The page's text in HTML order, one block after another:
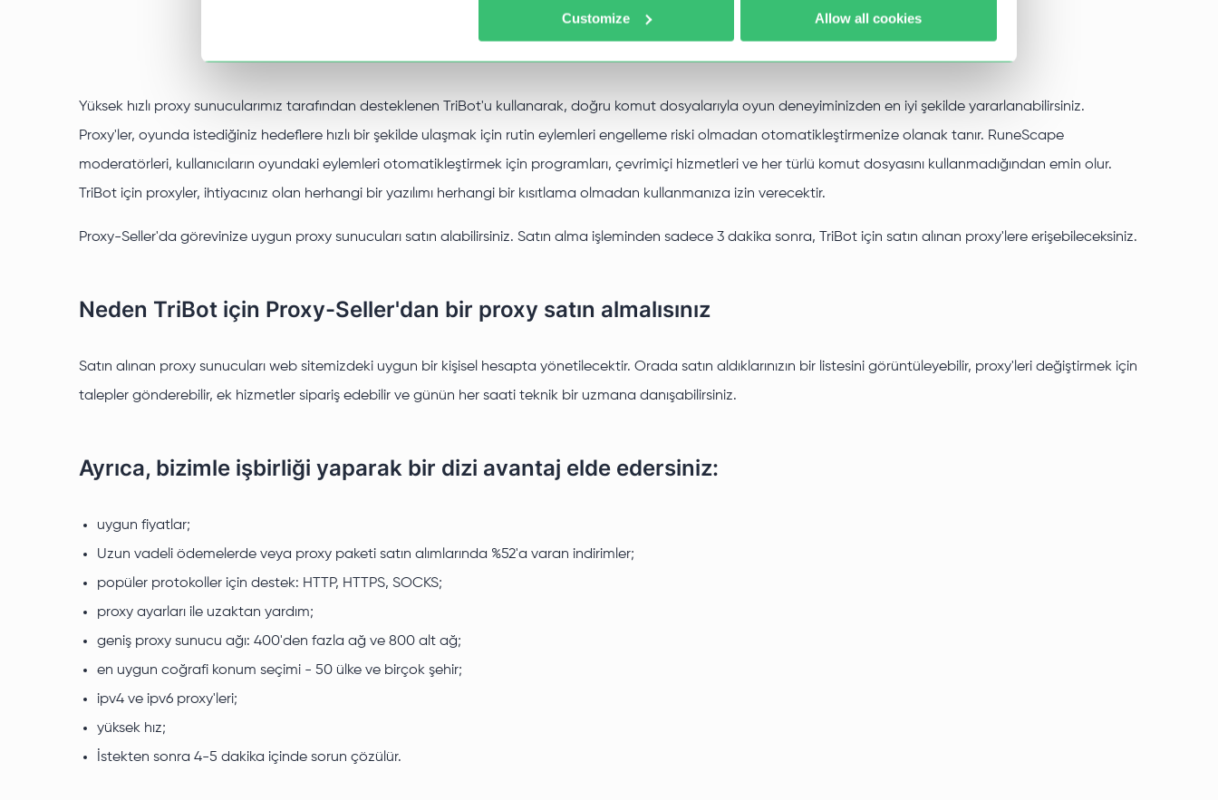
Customize Allow all cookies
Yüksek hızlı proxy sunucularımız tarafından desteklenen TriBot'u kullanarak, doğru komut dosyalarıyla oyun deneyiminizden en iyi şekilde yararlanabilirsiniz.
Proxy'ler, oyunda istediğiniz hedeflere hızlı bir şekilde ulaşmak için rutin eylemleri engelleme riski olmadan otomatikleştirmenize olanak tanır. RuneScape
moderatörleri, kullanıcıların oyundaki eylemleri otomatikleştirmek için programları, çevrimiçi hizmetleri ve her türlü komut dosyasını kullanmadığından emin olur.
TriBot için proxyler, ihtiyacınız olan herhangi bir yazılımı herhangi bir kısıtlama olmadan kullanmanıza izin verecektir.
Proxy-Seller'da görevinize uygun proxy sunucuları satın alabilirsiniz. Satın alma işleminden sadece 3 dakika sonra, TriBot için satın alınan proxy'lere erişebileceksiniz.
Neden TriBot için Proxy-Seller'dan bir proxy satın almalısınız
Satın alınan proxy sunucuları web sitemizdeki uygun bir kişisel hesapta yönetilecektir. Orada satın aldıklarınızın bir listesini görüntüleyebilir, proxy'leri değiştirmek için
talepler gönderebilir, ek hizmetler sipariş edebilir ve günün her saati teknik bir uzmana danışabilirsiniz.
Ayrıca, bizimle işbirliği yaparak bir dizi avantaj elde edersiniz:
uygun fiyatlar;
Uzun vadeli ödemelerde veya proxy paketi satın alımlarında %52'a varan indirimler;
popüler protokoller için destek: HTTP, HTTPS, SOCKS;
proxy ayarları ile uzaktan yardım;
geniş proxy sunucu ağı: 400'den fazla ağ ve 800 alt ağ;
en uygun coğrafi konum seçimi - 50 ülke ve birçok şehir;
ipv4 ve ipv6 proxy'leri;
yüksek hız;
İstekten sonra 4-5 dakika içinde sorun çözülür.